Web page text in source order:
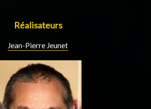
Réalisateurs
Jean-Pierre Jeunet